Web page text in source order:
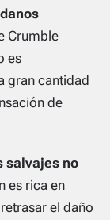
Crumble
es
gran cantidad
de
salvajes no
es rica en
el daño